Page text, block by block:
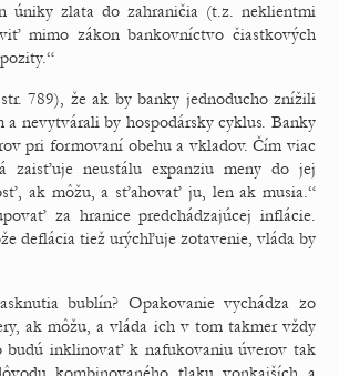
úniky zlata do zahraničia (t.z. neklientmi
mimo zákon bankovníctvo čiastkových
789), že ak by banky jednoducho znížili
nevytvárali by hospodársky cyklus. Banky
pri formovaní obehu a vkladov. Čím viac
neustálu expanziu meny do jej
ak môžu, a sťahovať ju, len ak musia.“
za hranice predchádzajúcej inflácie.
deflácia tiež urýchľuje zotavenie, vláda by
bublín? Opakovanie vychádza zo
ak môžu, a vláda ich v tom takmer vždy
budú inklinovať k nafukovaniu úverov tak